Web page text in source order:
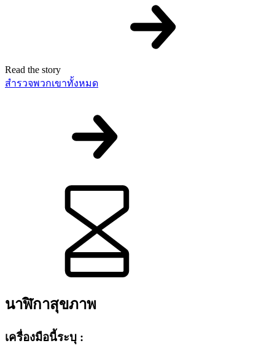
Read the story
สำรวจพวกเขาทั้งหมด
นาฬิกาสุขภาพ
เครื่องมือนี้ระบุ :